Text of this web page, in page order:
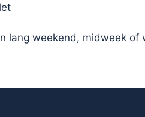
lang weekend, midweek